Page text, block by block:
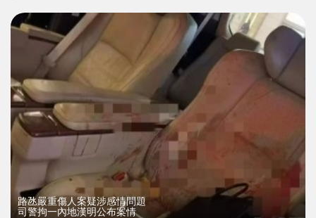
​路氹嚴重傷人案疑涉感情問題
司警拘一內地漢明公布案情